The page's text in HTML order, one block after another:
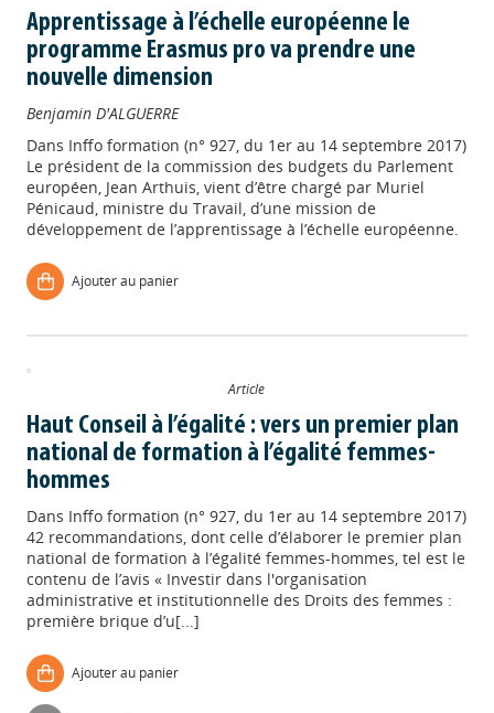
Apprentissage à l’échelle européenne le
programme Erasmus pro va prendre une
nouvelle dimension
Benjamin D'ALGUERRE
Dans Inffo formation (n° 927, du 1er au 14 septembre 2017)
Le président de la commission des budgets du Parlement
européen, Jean Arthuis, vient d’être chargé par Muriel
Pénicaud, ministre du Travail, d’une mission de
développement de l’apprentissage à l’échelle européenne.
Ajouter au panier
Article
Haut Conseil à l’égalité : vers un premier plan
national de formation à l’égalité femmes-
hommes
Dans Inffo formation (n° 927, du 1er au 14 septembre 2017)
42 recommandations, dont celle d’élaborer le premier plan
national de formation à l’égalité femmes-hommes, tel est le
contenu de l’avis « Investir dans l'organisation
administrative et institutionnelle des Droits des femmes :
première brique d’u[...]
Ajouter au panier